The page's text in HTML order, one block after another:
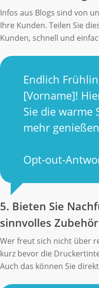
Infos aus Blogs sind von
Ihre Kunden. Teilen Sie
Kunden, schnell und
Endlich
[Vorname]!
Sie die warme
mehr
Opt-out-
5. Bieten Sie
sinnvolles
Wer freut sich nicht über
kurz bevor die
Auch das können Sie